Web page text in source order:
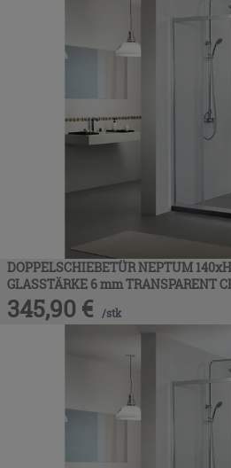
DOPPELSCHIEBETÜR NEPTUM
GLASSTÄRKE 6 mm TRANSPARENT
345,90 € /stk